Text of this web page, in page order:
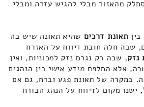
מהאזור מבלי להגיש עזרה ומבלי
תאונת דרכים שהיא תאונה שיש בה
שבה חלה חובת דיווח על האזרח
נזק, שבה רק נגרם נזק למכוניות, ואין
אלא החלפת מידע אישי בין הנהגים
במקרה של תאונת פגע וברח, גם אם
מקום לדיווח על הנהג הבורח